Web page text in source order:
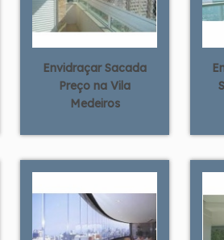
Envidraçar Sacada
Preço na Vila
Medeiros